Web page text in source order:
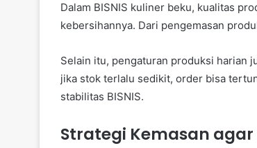
Dalam BISNIS kuliner beku, kualitas
kebersihannya. Dari pengemasan
Selain itu, pengaturan produksi harian
jika stok terlalu sedikit, order bisa
stabilitas BISNIS.
Strategi Kemasan agar